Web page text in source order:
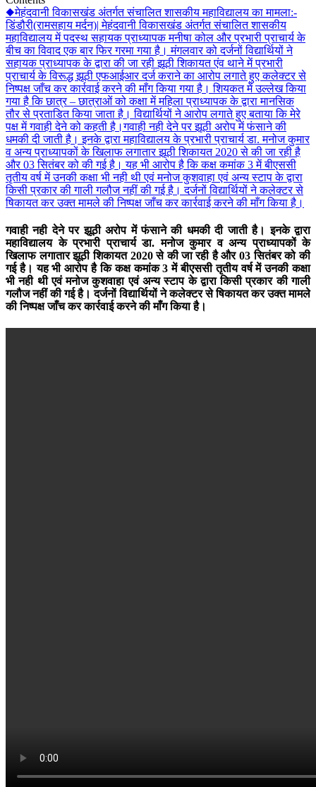
◆मेहंदवानी विकासखंड अंतर्गत संचालित शासकीय महाविद्यालय का मामला:-
डिंडौरी(रामसहाय मर्दन)| मेहंदवानी विकासखंड अंतर्गत संचालित शासकीय
महाविद्यालय में पदस्थ सहायक प्राध्यापक मनीषा कोल और प्रभारी प्राचार्य के
बीच का विवाद एक बार फिर गरमा गया है। मंगलवार को दर्जनों विद्यार्थियों ने
सहायक प्राध्यापक के द्वारा की जा रही झूठी शिकायत एंव थाने में प्रभारी
प्राचार्य के विरूद्ध झूठी एफआईआर दर्ज कराने का आरोप लगाते हुए कलेक्टर से
निष्पक्ष जाँच कर कार्रवाई करने की माँग किया गया है। शियकत में उल्लेख किया
गया है कि छात्र – छात्राओं को कक्षा में महिला प्राध्यापक के द्वारा मानसिक
तौर से प्रताडित किया जाता है। विद्यार्थियों ने आरोप लगाते हुए बताया कि मेरे
पक्ष में गवाही देने को कहती है।गवाही नही देने पर झूठी अरोप में फंसाने की
धमकी दी जाती है। इनके द्वारा महाविद्यालय के प्रभारी प्राचार्य डा. मनोज कुमार
व अन्य प्राध्यापकों के खिलाफ लगातार झूठी शिकायत 2020 से की जा रही है
और 03 सितंबर को की गई है। यह भी आरोप है कि कक्ष कमांक 3 में बीएससी
तृतीय वर्ष में उनकी कक्षा भी नही थी एवं मनोज कुशवाहा एवं अन्य स्टाप के द्वारा
किसी प्रकार की गाली गलौज नहीं की गई है। दर्जनों विद्यार्थियों ने कलेक्टर से
षिकायत कर उक्त मामले की निष्पक्ष जाँच कर कार्रवाई करने की माँग किया है।
गवाही नही देने पर झूठी अरोप में फंसाने की धमकी दी जाती है। इनके द्वारा
महाविद्यालय के प्रभारी प्राचार्य डा. मनोज कुमार व अन्य प्राध्यापकों के
खिलाफ लगातार झूठी शिकायत 2020 से की जा रही है और 03 सितंबर को की
गई है। यह भी आरोप है कि कक्ष कमांक 3 में बीएससी तृतीय वर्ष में उनकी कक्षा
भी नही थी एवं मनोज कुशवाहा एवं अन्य स्टाप के द्वारा किसी प्रकार की गाली
गलौज नहीं की गई है। दर्जनों विद्यार्थियों ने कलेक्टर से षिकायत कर उक्त मामले
की निष्पक्ष जाँच कर कार्रवाई करने की माँग किया है।